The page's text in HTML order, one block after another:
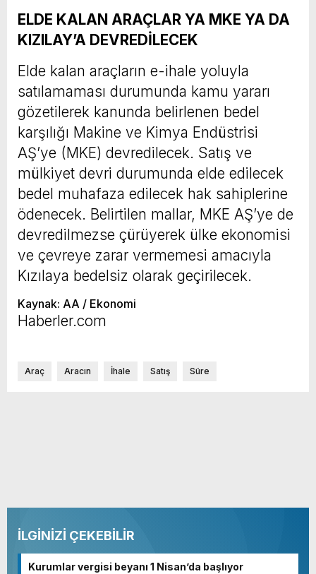
ELDE KALAN ARAÇLAR YA MKE YA DA
KIZILAY’A DEVREDİLECEK
Elde kalan araçların e-ihale yoluyla
satılamaması durumunda kamu yararı
gözetilerek kanunda belirlenen bedel
karşılığı Makine ve Kimya Endüstrisi
AŞ’ye (MKE) devredilecek. Satış ve
mülkiyet devri durumunda elde edilecek
bedel muhafaza edilecek hak sahiplerine
ödenecek. Belirtilen mallar, MKE AŞ’ye de
devredilmezse çürüyerek ülke ekonomisi
ve çevreye zarar vermemesi amacıyla
Kızılaya bedelsiz olarak geçirilecek.
Kaynak: AA / Ekonomi
Haberler.com
Araç Aracın İhale Satış Süre
İLGİNİZİ ÇEKEBİLİR
Kurumlar vergisi beyanı 1 Nisan’da başlıyor